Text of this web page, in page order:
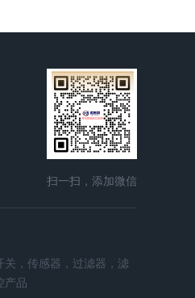
AVENTICS
扫一扫，添加微信
关，传感器，过滤器，滤
产品